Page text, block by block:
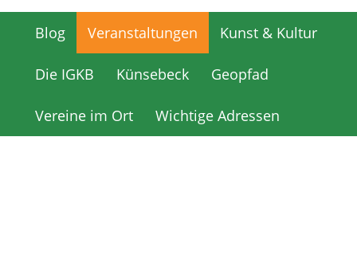
Blog Veranstaltungen Kunst & Kultur
Die IGKB Künsebeck Geopfad
Vereine im Ort Wichtige Adressen